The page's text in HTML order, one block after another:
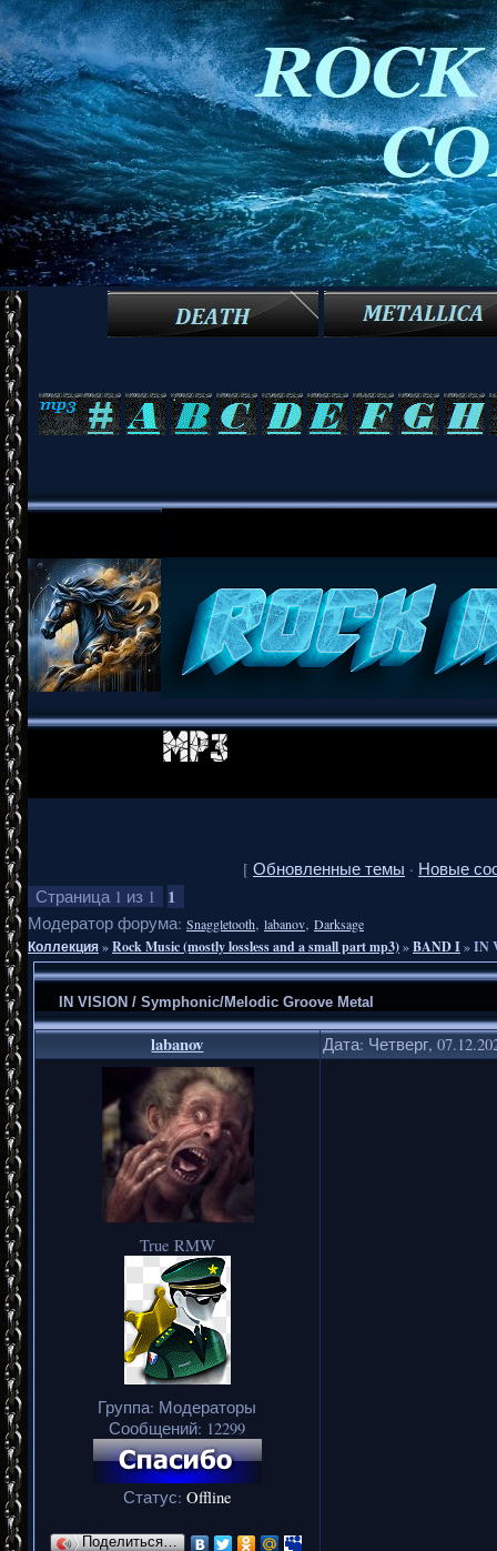
[ Обновленные темы · Новые
Страница 1 из 1 1
Модератор форума: Snaggletooth, labanov, Darksage
Коллекция»Rock Music (mostly lossless and a small part mp3)»BAND I»IN
IN VISION / Symphonic/Melodic Groove Metal
labanov Дата: Четверг,
True RMW
Группа: Модераторы
Сообщений: 12299
Статус: Offline
Поделиться…